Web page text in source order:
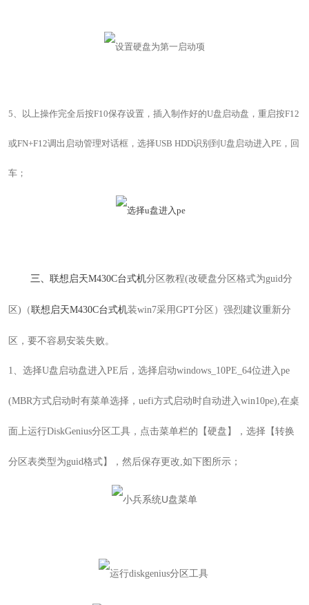
5 、以上操作完全后按F10保存设置，插入制作好的U盘启动盘，重启按F12
或FN+F12调出启动管理对话框，选择USB HDD识别到U盘启动进入PE，回
车；
三、联想启天M430C台式机分区教程(改硬盘分区格式为guid分
区)（联想启天M430C台式机装win7采用GPT分区）强烈建议重新分
区，要不容易安装失败。
1 、选择U盘启动盘进入PE 后，选择启动windows_10PE_64位进入pe
(MBR方式启动时有菜单选择，uefi方式启动时自动进入win10pe),在桌
面上运行DiskGenius分区工具，点击菜单栏的【硬盘】，选择【转换
分区表类型为guid格式】，然后保存更改,如下图所示；